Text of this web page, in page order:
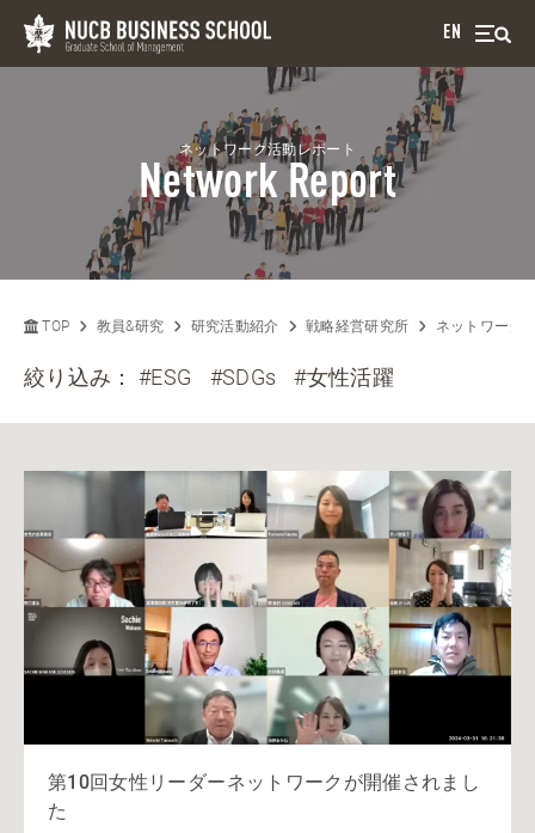
EN
ネットワーク活動レポート
Network Report
TOP 教員&研究 研究活動紹介 戦略経営研究所 ネットワーク
絞り込み：#ESG #SDGs #女性活躍
第10回女性リーダーネットワークが開催されまし
た